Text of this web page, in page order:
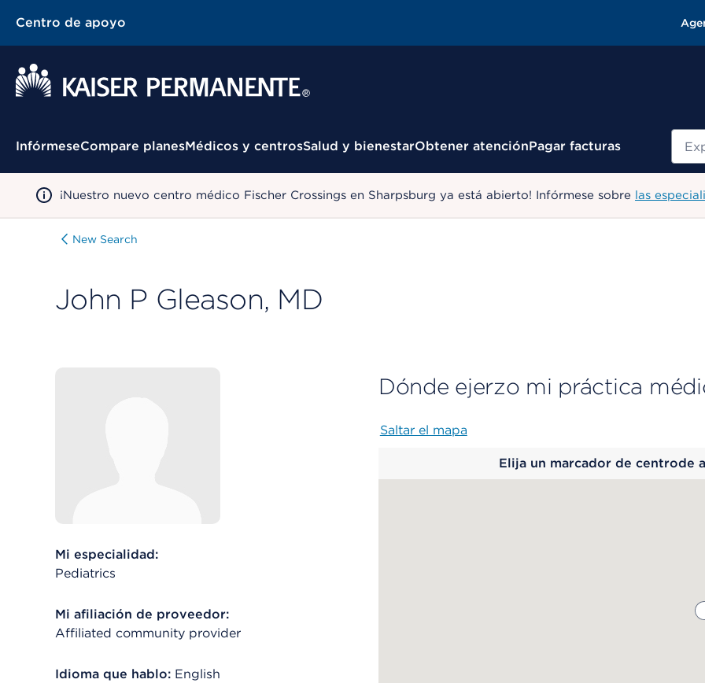
Centro de apoyo
Menú contextual
InfórmeseCompare planesMédicos y centrosSalud y bienestarObtener atenciónPagar facturas
¡Nuestro nuevo centro médico Fischer Crossings en Sharpsburg ya está abierto! Infórmese sobre las
New Search
John P Gleason, MD
Mi especialidad:
Pediatrics
Mi afiliación de proveedor:
Affiliated community provider
Idioma que hablo: English
Dónde ejerzo mi práctica
Saltar el mapa
Elija un marcador de centrode